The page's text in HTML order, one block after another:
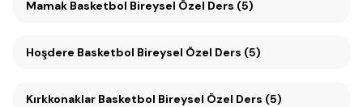
Mamak Basketbol Bireysel Özel Ders (5)
Hoşdere Basketbol Bireysel Özel Ders (5)
Kırkkonaklar Basketbol Bireysel Özel Ders (5)